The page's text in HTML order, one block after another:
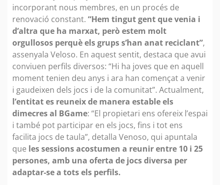
incorporant nous membres, en un procés de
renovació constant. “Hem tingut gent que venia i
d’altra que ha marxat, però estem molt
orgullosos perquè els grups s’han anat reciclant”,
assenyala Veloso. En aquest sentit, destaca que avui
conviuen perfils diversos: “Hi ha joves que en aquell
moment tenien deu anys i ara han començat a venir
i gaudeixen dels jocs i de la comunitat”. Actualment,
l’entitat es reuneix de manera estable els
dimecres al BGame: “El propietari ens ofereix l’espai
i també pot participar en els jocs, fins i tot ens
facilita jocs de taula”, detalla Venoso, qui apuntala
que les sessions acostumen a reunir entre 10 i 25
persones, amb una oferta de jocs diversa per
adaptar-se a tots els perfils.